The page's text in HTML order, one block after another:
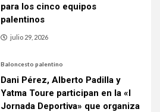
para los cinco equipos
palentinos
julio 29, 2026
Baloncesto palentino
Dani Pérez, Alberto Padilla y
Yatma Toure participan en la «I
Jornada Deportiva» que organiza